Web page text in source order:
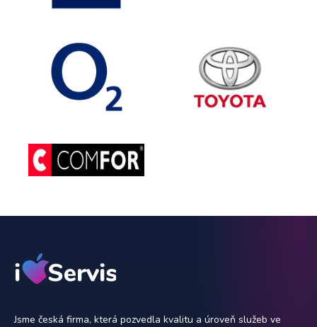
Jsme česká firma, která pozvedla kvalitu a úroveň služeb ve